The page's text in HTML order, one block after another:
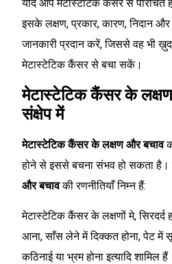
यदि आप मेटास्टेटिक कैंसर से परिचित
इसके लक्षण, प्रकार, कारण, निदान
जानकारी प्रदान करें, जिससे वह भी
मेटास्टेटिक कैंसर से बचा सकें।
मेटास्टेटिक कैंसर के
संक्षेप में
मेटास्टेटिक कैंसर के लक्षण और बचाव
होने से इससे बचना संभव हो सकता है।
और बचावकी रणनीतियाँ निम्न हैं:
मेटास्टेटिक कैंसर के लक्षणों मे, सिरदर्द
आना, साँस लेने में दिक्कत होना, पेट में
कठिनाई या भ्रम होना इत्यादि शामिल हैं।